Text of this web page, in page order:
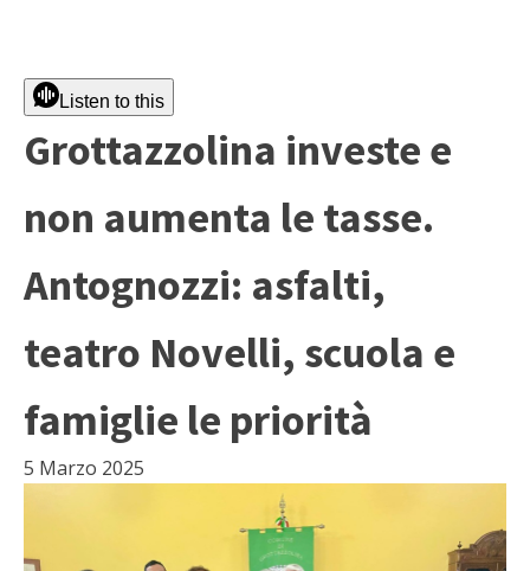
Listen to this
Grottazzolina investe e
non aumenta le tasse.
Antognozzi: asfalti,
teatro Novelli, scuola e
famiglie le priorità
5 Marzo 2025